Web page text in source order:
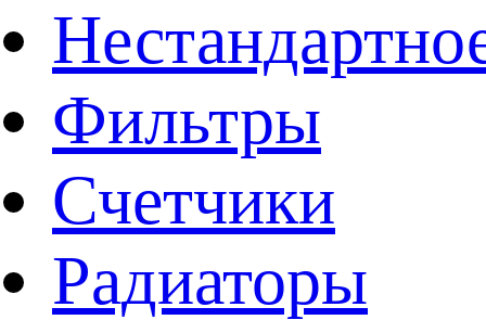
Фильтры
Счетчики
Радиаторы